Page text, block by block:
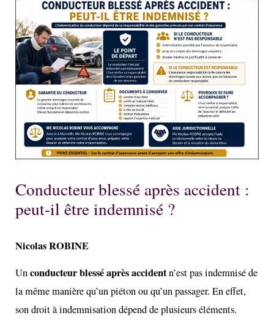
Conducteur blessé après accident :
peut-il être indemnisé ?
Nicolas ROBINE
Unconducteur blessé après accidentn’est pas indemnisé de
la même manière qu’un piéton ou qu’un passager. En effet,
son droit à indemnisation dépend de plusieurs éléments.